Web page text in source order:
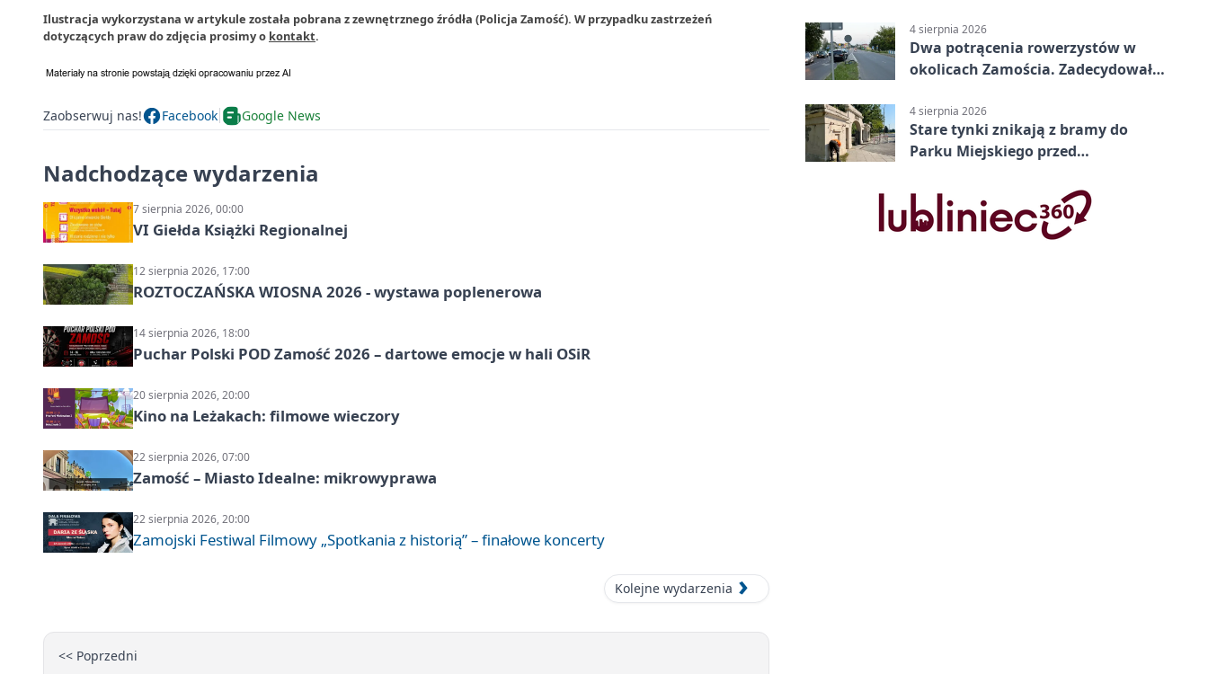
Ilustracja wykorzystana w artykule została pobrana z zewnętrznego źródła (Policja Zamość). W przypadku zastrzeżeń
dotyczących praw do zdjęcia prosimy o kontakt.
Zaobserwuj nas! Facebook Google News
Nadchodzące wydarzenia
7 sierpnia 2026, 00:00
VI Giełda Książki Regionalnej
12 sierpnia 2026, 17:00
ROZTOCZAŃSKA WIOSNA 2026 - wystawa poplenerowa
14 sierpnia 2026, 18:00
Puchar Polski POD Zamość 2026 – dartowe emocje w hali OSiR
20 sierpnia 2026, 20:00
Kino na Leżakach: filmowe wieczory
22 sierpnia 2026, 07:00
Zamość – Miasto Idealne: mikrowyprawa
22 sierpnia 2026, 20:00
Zamojski Festiwal Filmowy „Spotkania z historią” – finałowe koncerty
Kolejne wydarzenia
<< Poprzedni
4 sierpnia 2026
Dwa potrącenia rowerzystów w
okolicach Zamościa. Zadecydowało
4 sierpnia 2026
Stare tynki znikają z bramy do
Parku Miejskiego przed